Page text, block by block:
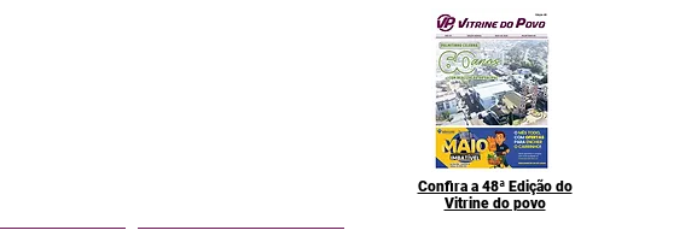
Confira a 48ª Edição do
Vitrine do povo